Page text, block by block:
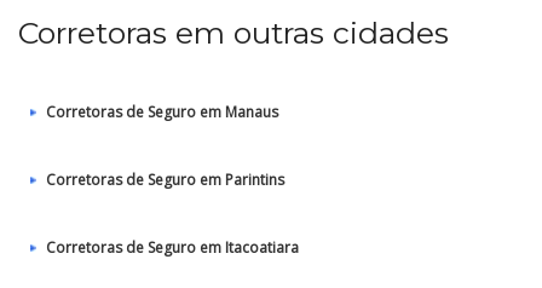
Corretoras em outras cidades
Corretoras de Seguro em Manaus
Corretoras de Seguro em Parintins
Corretoras de Seguro em Itacoatiara